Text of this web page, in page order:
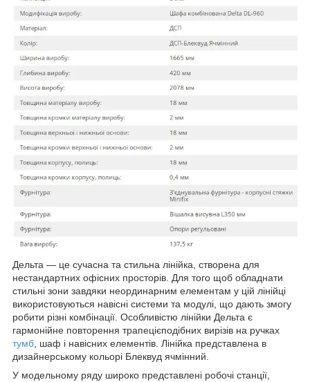
Дельта — це сучасна та стильна лінійка, створена для
нестандартних офісних просторів. Для того щоб обладнати
стильні зони завдяки неординарним елементам у цій лінійці
використовуються навісні системи та модулі, що дають змогу
робити різні комбінації. Особливістю лінійки Дельта є
гармонійне повторення трапецієподібних вирізів на ручках
тумб, шаф і навісних елементів. Лінійка представлена в
дизайнерському кольорі Блеквуд ячмінний.
У модельному ряду широко представлені робочі станції,